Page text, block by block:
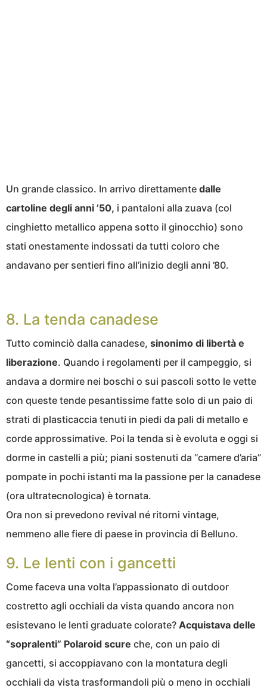
Un grande classico. In arrivo direttamente dalle
cartoline degli anni ’50, i pantaloni alla zuava (col
cinghietto metallico appena sotto il ginocchio) sono
stati onestamente indossati da tutti coloro che
andavano per sentieri fino all’inizio degli anni ’80.
8. La tenda canadese
Tutto cominciò dalla canadese, sinonimo di libertà e
liberazione. Quando i regolamenti per il campeggio, si
andava a dormire nei boschi o sui pascoli sotto le vette
con queste tende pesantissime fatte solo di un paio di
strati di plasticaccia tenuti in piedi da pali di metallo e
corde approssimative. Poi la tenda si è evoluta e oggi si
dorme in castelli a più; piani sostenuti da “camere d’aria”
pompate in pochi istanti ma la passione per la canadese
(ora ultratecnologica) è tornata.
Ora non si prevedono revival né ritorni vintage,
nemmeno alle fiere di paese in provincia di Belluno.
9. Le lenti con i gancetti
Come faceva una volta l’appassionato di outdoor
costretto agli occhiali da vista quando ancora non
esistevano le lenti graduate colorate? Acquistava delle
“sopralenti” Polaroid scure che, con un paio di
gancetti, si accoppiavano con la montatura degli
occhiali da vista trasformandoli più o meno in occhiali